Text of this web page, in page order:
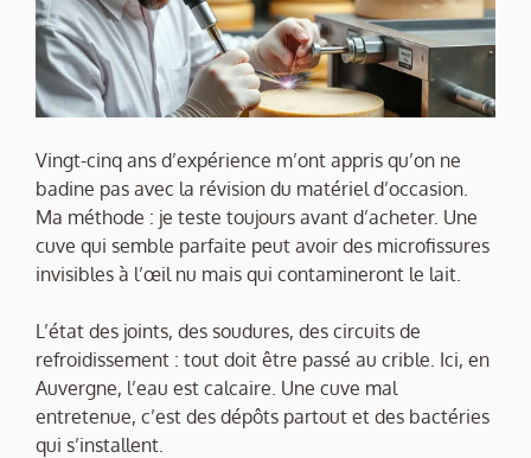
Vingt-cinq ans d’expérience m’ont appris qu’on ne
badine pas avec la révision du matériel d’occasion.
Ma méthode : je teste toujours avant d’acheter. Une
cuve qui semble parfaite peut avoir des microfissures
invisibles à l’œil nu mais qui contamineront le lait.
L’état des joints, des soudures, des circuits de
refroidissement : tout doit être passé au crible. Ici, en
Auvergne, l’eau est calcaire. Une cuve mal
entretenue, c’est des dépôts partout et des bactéries
qui s’installent.